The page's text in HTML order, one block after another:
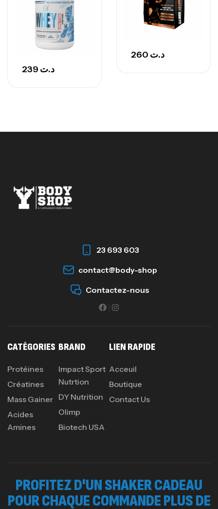
د.ت
د.ت
23 693 603
contact@body-shop
Contactez-nous
CATÉGORIES
Protéines
Créatines
Mass Gainer
Acides
Amines
BRAND
Impact Sport
Nutrtion
DY Nutrition
Olimp
Biotech USA
LIEN RAPIDE
Acceuil
Boutique
Contact Us
PROFITEZ D'UN SHAKER CADEAU
POUR CHAQUE COMMANDE PLUS DE